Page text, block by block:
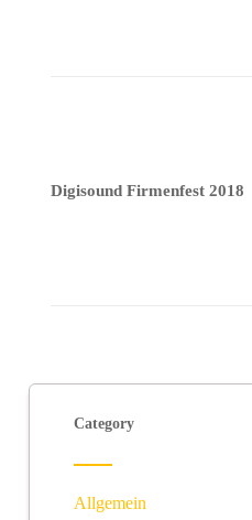
Digisound Firmenfest 2018
Category
Allgemein